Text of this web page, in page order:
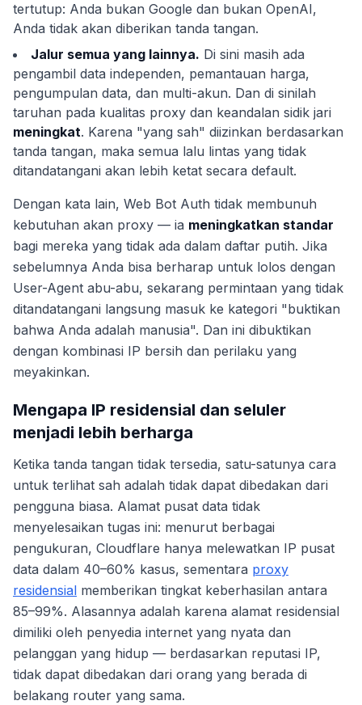
tertutup: Anda bukan Google dan bukan OpenAI,
Anda tidak akan diberikan tanda tangan.
Jalur semua yang lainnya. Di sini masih ada
pengambil data independen, pemantauan harga,
pengumpulan data, dan multi-akun. Dan di sinilah
taruhan pada kualitas proxy dan keandalan sidik jari
meningkat. Karena "yang sah" diizinkan berdasarkan
tanda tangan, maka semua lalu lintas yang tidak
ditandatangani akan lebih ketat secara default.
Dengan kata lain, Web Bot Auth tidak membunuh
kebutuhan akan proxy — ia meningkatkan standar
bagi mereka yang tidak ada dalam daftar putih. Jika
sebelumnya Anda bisa berharap untuk lolos dengan
User-Agent abu-abu, sekarang permintaan yang tidak
ditandatangani langsung masuk ke kategori "buktikan
bahwa Anda adalah manusia". Dan ini dibuktikan
dengan kombinasi IP bersih dan perilaku yang
meyakinkan.
Mengapa IP residensial dan seluler
menjadi lebih berharga
Ketika tanda tangan tidak tersedia, satu-satunya cara
untuk terlihat sah adalah tidak dapat dibedakan dari
pengguna biasa. Alamat pusat data tidak
menyelesaikan tugas ini: menurut berbagai
pengukuran, Cloudflare hanya melewatkan IP pusat
data dalam 40–60% kasus, sementara proxy
residensial memberikan tingkat keberhasilan antara
85–99%. Alasannya adalah karena alamat residensial
dimiliki oleh penyedia internet yang nyata dan
pelanggan yang hidup — berdasarkan reputasi IP,
tidak dapat dibedakan dari orang yang berada di
belakang router yang sama.